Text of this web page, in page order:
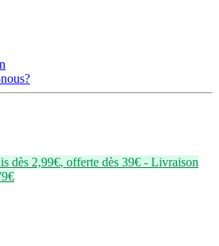
dès 2,99€, offerte dès 39€ - Livraison